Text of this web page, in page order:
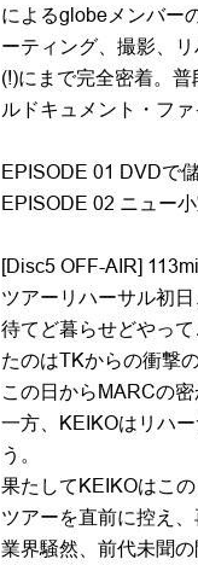
によるglobeメンバー
ーティング、撮影、
(!)にまで完全密着。
ルドキュメント・ファ
EPISODE 01 DVDで
EPISODE 02 ニュー
[Disc5 OFF-AIR]
ツアーリハーサル初
待てど暮らせどやっ
たのはTKからの衝撃
この日からMARCの
一方、KEIKOはリハ
う。
果たしてKEIKOはこ
ツアーを直前に控え
業界騒然、前代未聞の